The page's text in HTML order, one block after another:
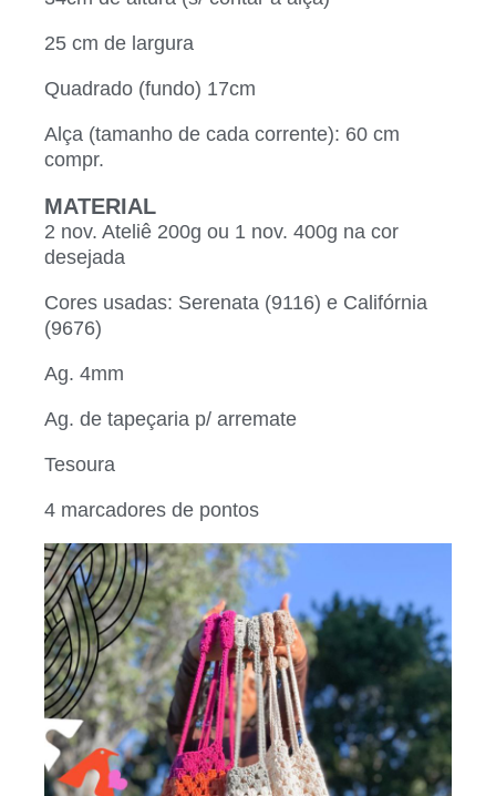
25 cm de largura
Quadrado (fundo) 17cm
Alça (tamanho de cada corrente): 60 cm
compr.
MATERIAL
2 nov. Ateliê 200g ou 1 nov. 400g na cor
desejada
Cores usadas: Serenata (9116) e Califórnia
(9676)
Ag. 4mm
Ag. de tapeçaria p/ arremate
Tesoura
4 marcadores de pontos